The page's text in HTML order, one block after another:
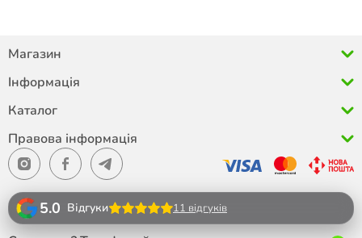
Магазин
Інформація
Каталог
Правова інформація
5.0 Відгуки 11 відгуків